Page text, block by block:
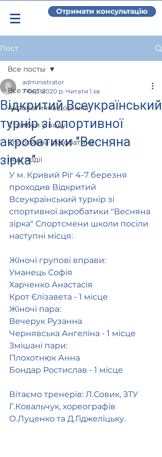
Отримати консультацію
Пост
Все посты
Акробатична доріжка
Стрибки у воду
Спортивна акробатика
Інші події
Все посты
Відкритий Всеукраїнський
турнір зі спортивної
акробатики "Весняна
зірка"
administrator
7 бер. 2020 р. Читати 1 хв
У м. Кривий Ріг 4-7 березня
проходив Відкритий
Всеукраїнський турнір зі
спортивної акробатики "Весняна
зірка" Спортсмени школи посіли
наступні місця:
Жіночі групові вправи:
Уманець Софія
Харченко Анастасія
Крот Єлізавета - 1 місце
Жіночі пара:
Вечерук Рузанна
Чернявська Ангеліна - 1 місце
Змішані пари:
Плохотнюк Анна
Бондар Ростислав - 1 місце
Вітаємо тренерів: Л.Совик, ЗТУ
Г.Ковальчук, хореографів
О.Луценко та Д.Гіджеліцьку.